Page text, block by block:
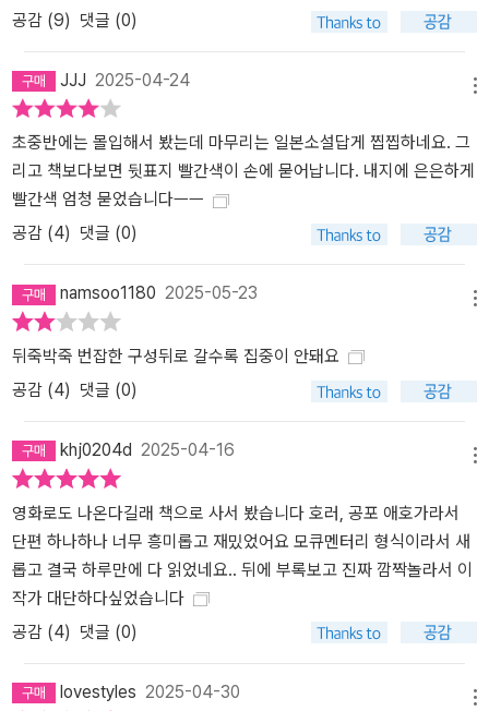
증을 불러일으켜 혹시 소설의 모델이 된 장소가 내가 살고 있는 곳은
한 공포감이 이 작품의 이례적인 인기의 비결일 것이다.
공감 (9) 댓글 (0)
JJJ 2025-04-24
초중반에는 몰입해서 봤는데 마무리는 일본소설답게 찝찝하네요. 그
리고 책보다보면 뒷표지 빨간색이 손에 묻어납니다. 내지에 은은하게
빨간색 엄청 묻었습니다ㅡㅡ
공감 (4) 댓글 (0)
namsoo1180 2025-05-23
뒤죽박죽 번잡한 구성뒤로 갈수록 집중이 안돼요
공감 (4) 댓글 (0)
khj0204d 2025-04-16
영화로도 나온다길래 책으로 사서 봤습니다 호러, 공포 애호가라서
단편 하나하나 너무 흥미롭고 재밌었어요 모큐멘터리 형식이라서 새
롭고 결국 하루만에 다 읽었네요.. 뒤에 부록보고 진짜 깜짝놀라서 이
작가 대단하다싶었습니다
공감 (4) 댓글 (0)
lovestyles 2025-04-30